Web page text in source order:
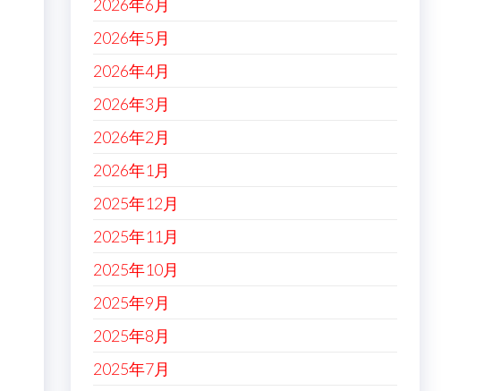
2026年6月
2026年5月
2026年4月
2026年3月
2026年2月
2026年1月
2025年12月
2025年11月
2025年10月
2025年9月
2025年8月
2025年7月